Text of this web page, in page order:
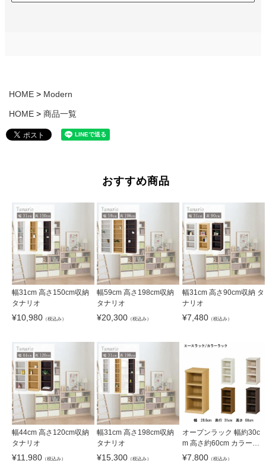
HOME Modern
HOME 商品一覧
おすすめ商品
幅31cm 高さ150cm収納
タナリオ
¥10,980 （税込み）
幅59cm 高さ198cm収納
タナリオ
¥20,300 （税込み）
幅31cm 高さ90cm収納 タ
ナリオ
¥7,480（税込み）
幅44cm 高さ120cm収納
タナリオ
¥11,980 （税込み）
幅31cm 高さ198cm収納
タナリオ
¥15,300 （税込み）
オープンラック 幅約30c
m 高さ約60cm カラーラ
ック
¥7,800（税込み）